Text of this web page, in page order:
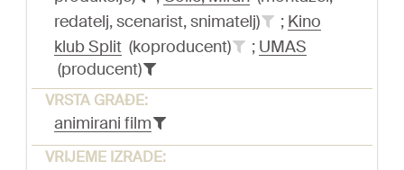
redatelj, scenarist, snimatelj)
; Kino
klub Split (koproducent) ; UMAS
(producent)
VRSTA GRAĐE:
animirani film
VRIJEME IZRADE: